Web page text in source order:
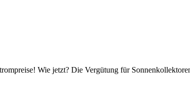
Wie jetzt? Die Vergütung für